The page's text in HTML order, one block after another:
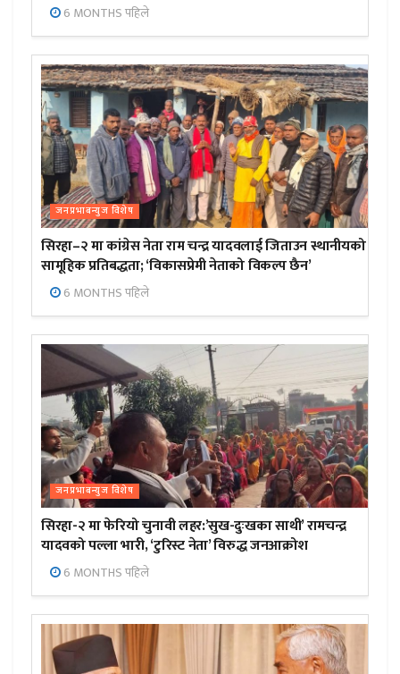
6 MONTHS पहिले
जनप्रभाबन्युज विशेष
सिरहा–२ मा कांग्रेस नेता राम चन्द्र यादवलाई जिताउन स्थानीयको
सामूहिक प्रतिबद्धता; ‘विकासप्रेमी नेताको विकल्प छैन’
6 MONTHS पहिले
जनप्रभाबन्युज विशेष
सिरहा-२ मा फेरियो चुनावी लहर:’सुख-दुःखका साथी’ रामचन्द्र
यादवको पल्ला भारी, ‘टुरिस्ट नेता’ विरुद्ध जनआक्रोश
6 MONTHS पहिले